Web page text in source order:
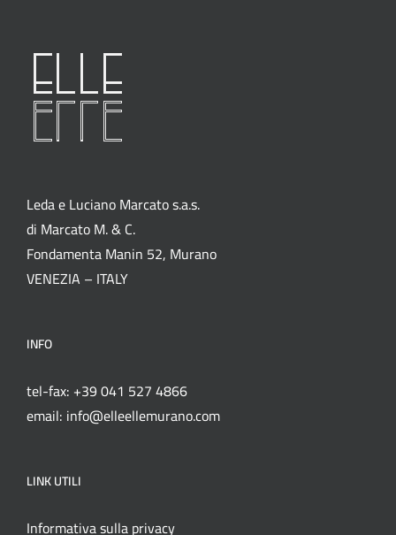
Leda e Luciano Marcato s.a.s.
di Marcato M. & C.
Fondamenta Manin 52, Murano
VENEZIA – ITALY
INFO
tel-fax: +39 041 527 4866
email: info@elleellemurano.com
LINK UTILI
Informativa sulla privacy